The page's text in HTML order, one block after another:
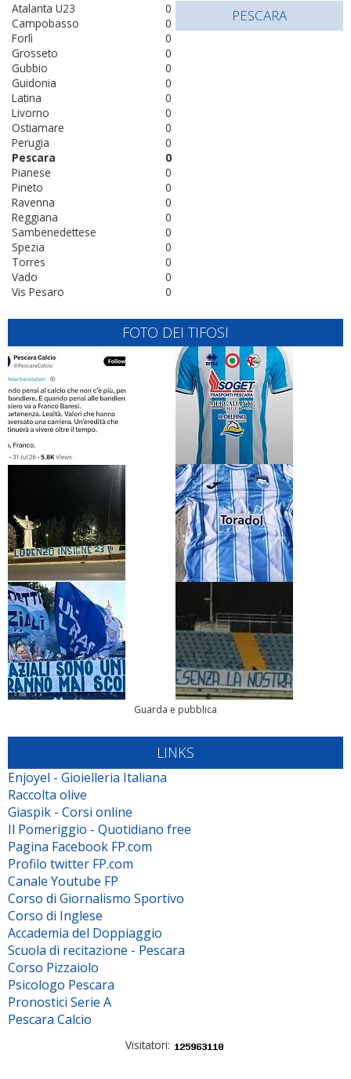
0
Atalanta U23
0
Campobasso
0
Forlì
0
Grosseto
0
Gubbio
0
Guidonia
0
Latina
0
Livorno
0
Ostiamare
0
Perugia
0
Pescara
0
Pianese
0
Pineto
0
Ravenna
0
Reggiana
0
Sambenedettese
0
Spezia
0
Torres
0
Vado
0
Vis Pesaro
PESCARA
FOTO DEI TIFOSI
Guarda e pubblica
LINKS
Enjoyel - Gioielleria Italiana
Raccolta olive
Giaspik - Corsi online
Il Pomeriggio - Quotidiano free
Pagina Facebook FP.com
Profilo twitter FP.com
Canale Youtube FP
Corso di Giornalismo Sportivo
Corso di Inglese
Accademia del Doppiaggio
Scuola di recitazione - Pescara
Corso Pizzaiolo
Psicologo Pescara
Pronostici Serie A
Pescara Calcio
Visitatori: